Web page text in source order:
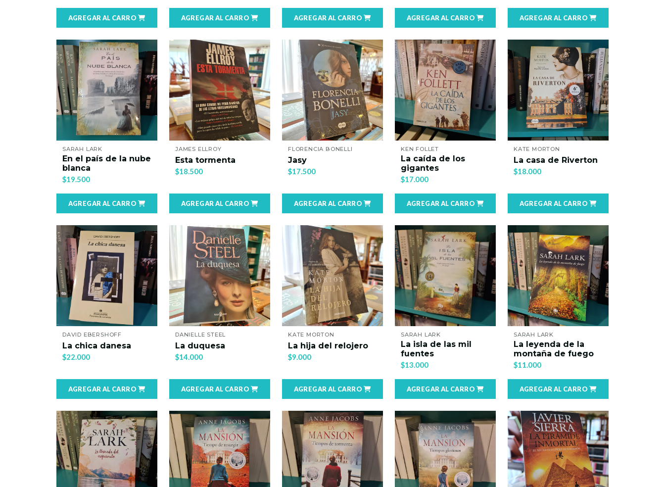
AGREGAR AL CARRO AGREGAR AL CARRO AGREGAR AL CARRO AGREGAR AL CARRO AGREGAR AL CARRO
SARAH LARK
En el país de la nube
blanca
$19.500
AGREGAR AL CARRO
JAMES ELLROY
Esta tormenta
$18.500
AGREGAR AL CARRO
FLORENCIA BONELLI
Jasy
$17.500
AGREGAR AL CARRO
KEN FOLLET
La caída de los
gigantes
$17.000
AGREGAR AL CARRO
KATE MORTON
La casa de Riverton
$18.000
AGREGAR AL CARRO
DAVID EBERSHOFF
La chica danesa
$22.000
AGREGAR AL CARRO
DANIELLE STEEL
La duquesa
$14.000
AGREGAR AL CARRO
KATE MORTON
La hija del relojero
$9.000
AGREGAR AL CARRO
SARAH LARK
La isla de las mil
fuentes
$13.000
AGREGAR AL CARRO
SARAH LARK
La leyenda de la
montaña de fuego
$11.000
AGREGAR AL CARRO